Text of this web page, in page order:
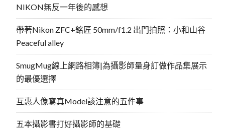
NIKON無反一年後的感想
帶著Nikon ZFC+銘匠 50mm/f1.2 出門拍照：小和山谷
Peaceful alley
SmugMug線上網路相簿|為攝影師量身訂做作品集展示
的最優選擇
互惠人像寫真Model該注意的五件事
五本攝影書打好攝影師的基礎